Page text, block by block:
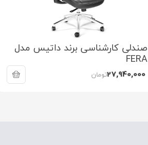
صندلی کارشناسی برند داتیس مدل
FERA
27,940,000تومان